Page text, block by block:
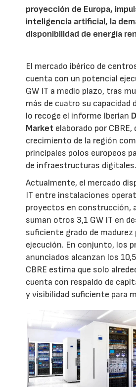
proyección de Europa,
inteligencia artificial, la
disponibilidad de energía
El mercado ibérico de
cuenta con un potencial
GW IT a medio plazo, tras
más de cuatro su capacidad
lo recoge el informe Iberian
Market elaborado por CBRE,
crecimiento de la región
principales polos europeos
de infraestructuras digitales.
Actualmente, el mercado
IT entre instalaciones
proyectos en construcción,
suman otros 3,1 GW IT en
suficiente grado de madurez
ejecución. En conjunto, los
anunciados alcanzan los
CBRE estima que solo
cuenta con respaldo de
y visibilidad suficiente para